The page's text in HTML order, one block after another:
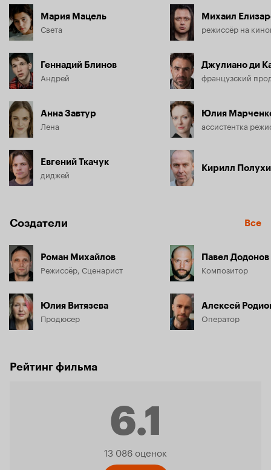
Мария Мацель
Света
Геннадий Блинов
Андрей
Анна Завтур
Лена
Евгений Ткачук
диджей
Михаил
режиссёр на
Джулиано ди
французский
Юлия
ассистентка
Кирилл
Создатели Все
Роман Михайлов
Режиссёр, Сценарист
Юлия Витязева
Продюсер
Павел Додонов
Композитор
Алексей
Оператор
Рейтинг фильма
6.1
Рейтинг
13 086 оценок